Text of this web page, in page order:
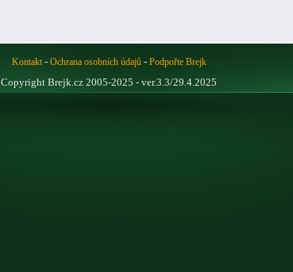
Kontakt- Ochrana osobních údajů- Podpořte Brejk
Copyright Brejk.cz 2005-2025 - ver.3.3/29.4.2025